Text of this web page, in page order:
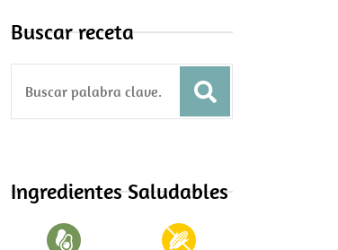
Buscar receta
c
Ingredientes Saludables